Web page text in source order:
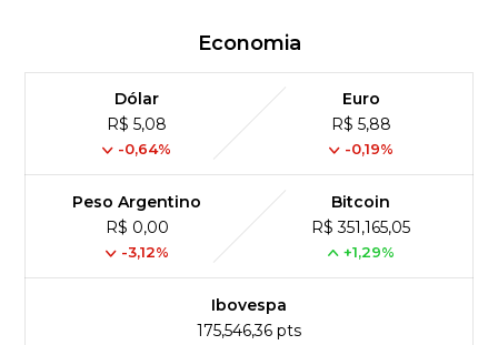
Economia
Dólar
R$ 5,08
-0,64%
Euro
R$ 5,88
-0,19%
Peso Argentino
R$ 0,00
-3,12%
Bitcoin
R$ 351,165,05
+1,29%
Ibovespa
175,546,36 pts